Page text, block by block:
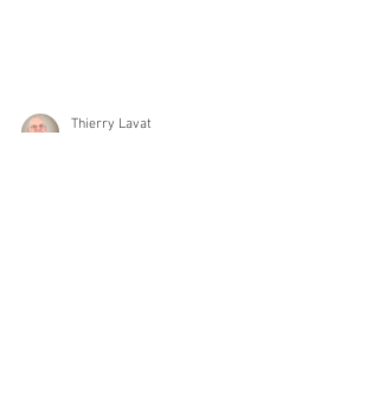
Thierry Lavat